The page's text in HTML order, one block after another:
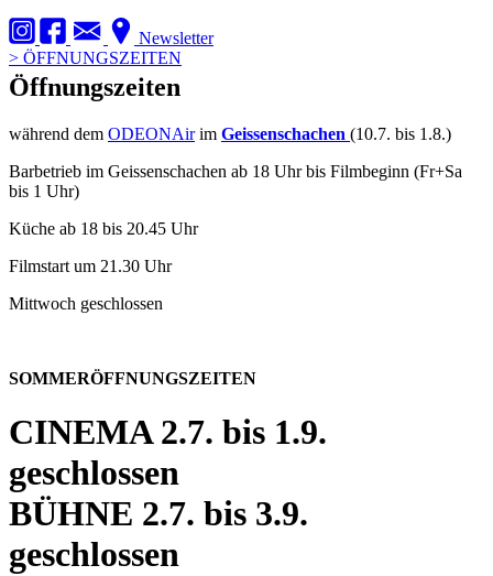
Newsletter
> ÖFFNUNGSZEITEN
Öffnungszeiten
während dem ODEONAirim Geissenschachen (10.7. bis 1.8.)
Barbetrieb im Geissenschachen ab 18 Uhr bis Filmbeginn (Fr+Sa
bis 1 Uhr)
Küche ab 18 bis 20.45 Uhr
Filmstart um 21.30 Uhr
Mittwoch geschlossen
SOMMERÖFFNUNGSZEITEN
CINEMA2.7. bis 1.9.
geschlossen
BÜHNE 2.7. bis 3.9.
geschlossen